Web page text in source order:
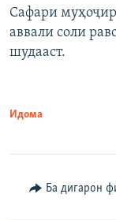
Сафари
аввали соли
шудааст.
Идома
Ба дигарон